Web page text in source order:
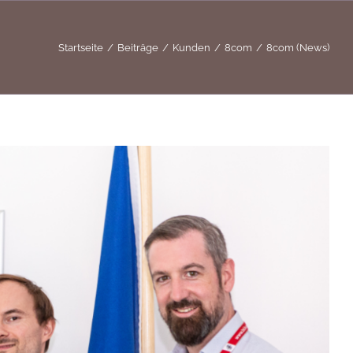
Startseite Beiträge Kunden 8com 8com (News)